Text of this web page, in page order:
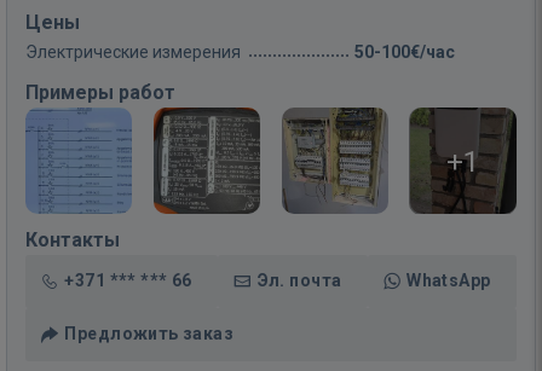
Цены
Электрические измерения 50-100€/час
Примеры работ
+1
Контакты
+371 *** *** 66 Эл. почта WhatsApp
Предложить заказ